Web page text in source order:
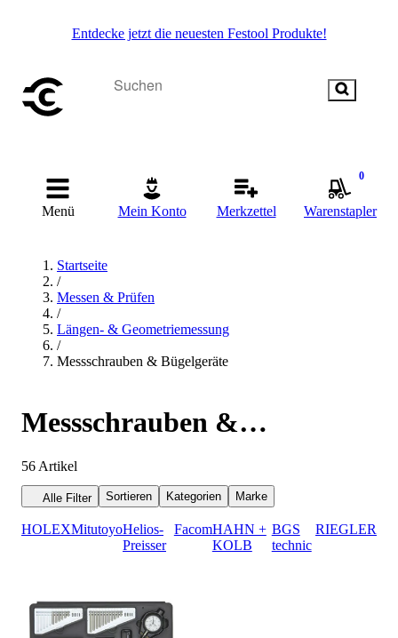
Entdecke jetzt die neuesten Festool Produkte!
Menü Mein Konto Merkzettel
0
Warenstapler
Startseite
/
Messen & Prüfen
/
Längen- & Geometriemessung
/
Messschrauben & Bügelgeräte
Messschrauben &
Bügelgeräte
56 Artikel
Alle Filter Sortieren Kategorien Marke
HOLEXMitutoyoHelios-
Preisser
FacomHAHN +
KOLB
BGS
technic
RIEGLER